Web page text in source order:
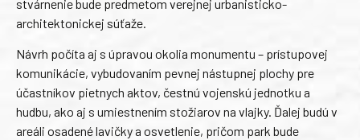
stvárnenie bude predmetom verejnej urbanisticko-
architektonickej súťaže.
Návrh počíta aj s úpravou okolia monumentu – prístupovej
komunikácie, vybudovaním pevnej nástupnej plochy pre
účastníkov pietnych aktov, čestnú vojenskú jednotku a
hudbu, ako aj s umiestnením stožiarov na vlajky. Ďalej budú v
areáli osadené lavičky a osvetlenie, pričom park bude